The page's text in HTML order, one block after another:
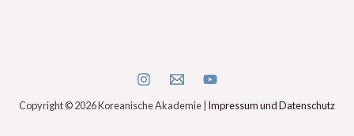
Copyright © 2026 Koreanische Akademie | Impressum und Datenschutz